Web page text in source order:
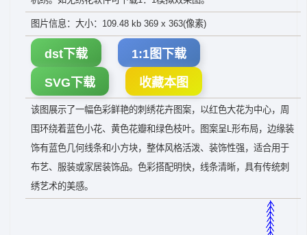
图片信息：大小：109.48 kb 369 x 363(像素)
dst下载 1:1图下载
SVG下载 收藏本图
该图展示了一幅色彩鲜艳的刺绣花卉图案，以红色大花为中心，周
围环绕着蓝色小花、黄色花瓣和绿色枝叶。图案呈L形布局，边缘装
饰有蓝色几何线条和小方块，整体风格活泼、装饰性强，适合用于
布艺、服装或家居装饰品。色彩搭配明快，线条清晰，具有传统刺
绣艺术的美感。